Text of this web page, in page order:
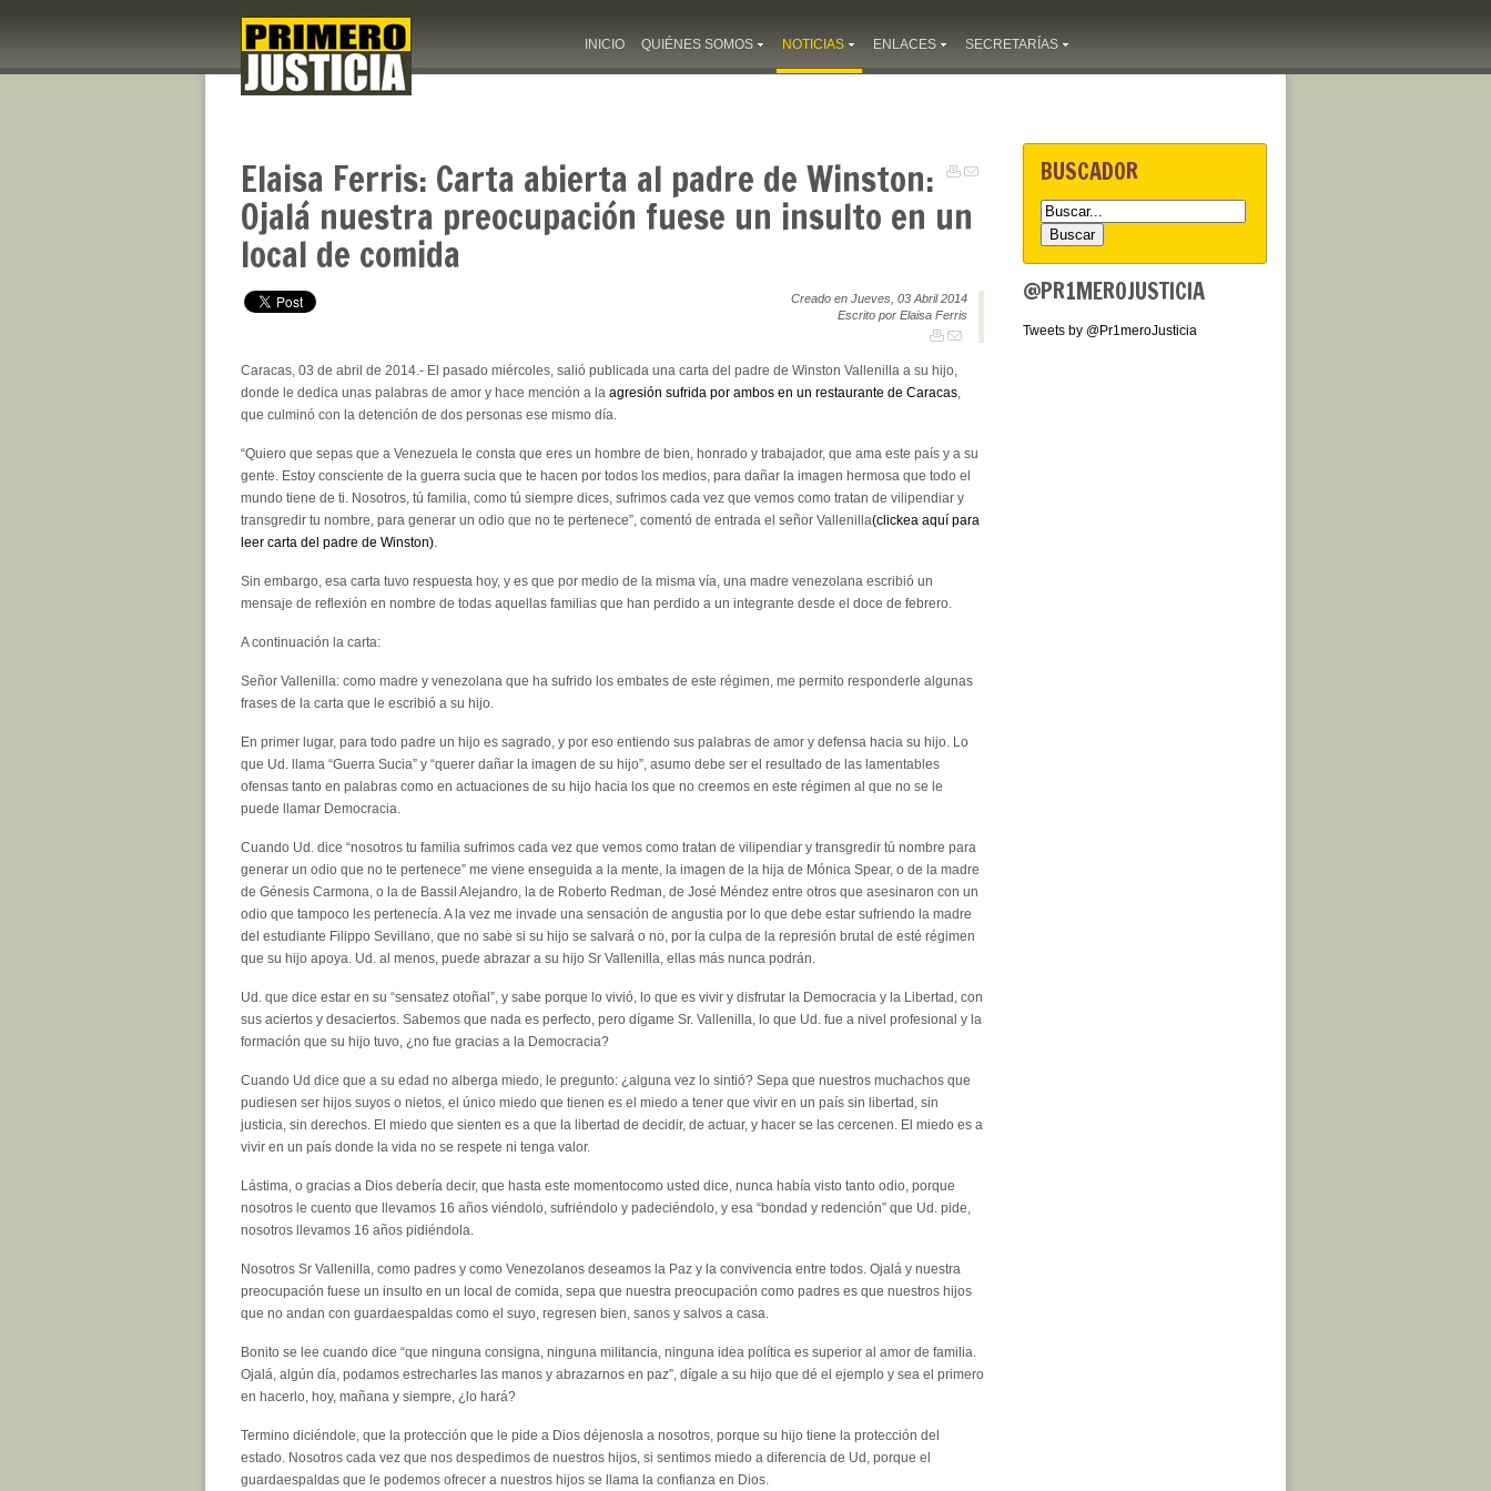
INICIO QUIÉNES SOMOS NOTICIAS ENLACES SECRETARÍAS
Elaisa Ferris: Carta abierta al padre de Winston:
Ojalá nuestra preocupación fuese un insulto en un
local de comida
Creado en Jueves, 03 Abril 2014
Escrito por Elaisa Ferris
Caracas, 03 de abril de 2014.- El pasado miércoles, salió publicada una carta del padre de Winston Vallenilla a su hijo,
donde le dedica unas palabras de amor y hace mención a la agresión sufrida por ambos en un restaurante de Caracas
que culminó con la detención de dos personas ese mismo día.
“Quiero que sepas que a Venezuela le consta que eres un hombre de bien, honrado y trabajador, que ama este país y a su
gente. Estoy consciente de la guerra sucia que te hacen por todos los medios, para dañar la imagen hermosa que todo el
mundo tiene de ti. Nosotros, tú familia, como tú siempre dices, sufrimos cada vez que vemos como tratan de vilipendiar y
transgredir tu nombre, para generar un odio que no te pertenece”, comentó de entrada el señor Vallenilla(clickea aquí para
leer carta del padre de Winston)
Sin embargo, esa carta tuvo respuesta hoy, y es que por medio de la misma vía, una madre venezolana escribió un
mensaje de reflexión en nombre de todas aquellas familias que han perdido a un integrante desde el doce de febrero.
A continuación la carta:
Señor Vallenilla: como madre y venezolana que ha sufrido los embates de este régimen, me permito responderle algunas
frases de la carta que le escribió a su hijo.
En primer lugar, para todo padre un hijo es sagrado, y por eso entiendo sus palabras de amor y defensa hacia su hijo. Lo
que Ud. llama “Guerra Sucia” y “querer dañar la imagen de su hijo”, asumo debe ser el resultado de las lamentables
ofensas tanto en palabras como en actuaciones de su hijo hacia los que no creemos en este régimen al que no se le
puede llamar Democracia.
Cuando Ud. dice “nosotros tu familia sufrimos cada vez que vemos como tratan de vilipendiar y transgredir tú nombre para
generar un odio que no te pertenece” me viene enseguida a la mente, la imagen de la hija de Mónica Spear, o de la madre
de Génesis Carmona, o la de Bassil Alejandro, la de Roberto Redman, de José Méndez entre otros que asesinaron con un
odio que tampoco les pertenecía. A la vez me invade una sensación de angustia por lo que debe estar sufriendo la madre
del estudiante Filippo Sevillano, que no sabe si su hijo se salvará o no, por la culpa de la represión brutal de esté régimen
que su hijo apoya. Ud. al menos, puede abrazar a su hijo Sr Vallenilla, ellas más nunca podrán.
Ud. que dice estar en su “sensatez otoñal”, y sabe porque lo vivió, lo que es vivir y disfrutar la Democracia y la Libertad, con
sus aciertos y desaciertos. Sabemos que nada es perfecto, pero dígame Sr. Vallenilla, lo que Ud. fue a nivel profesional y la
formación que su hijo tuvo, ¿no fue gracias a la Democracia?
Cuando Ud dice que a su edad no alberga miedo, le pregunto: ¿alguna vez lo sintió? Sepa que nuestros muchachos que
pudiesen ser hijos suyos o nietos, el único miedo que tienen es el miedo a tener que vivir en un país sin libertad, sin
justicia, sin derechos. El miedo que sienten es a que la libertad de decidir, de actuar, y hacer se las cercenen. El miedo es a
vivir en un país donde la vida no se respete ni tenga valor.
Lástima, o gracias a Dios debería decir, que hasta este momentocomo usted dice, nunca había visto tanto odio, porque
nosotros le cuento que llevamos 16 años viéndolo, sufriéndolo y padeciéndolo, y esa “bondad y redención” que Ud. pide,
nosotros llevamos 16 años pidiéndola.
Nosotros Sr Vallenilla, como padres y como Venezolanos deseamos la Paz y la convivencia entre todos. Ojalá y nuestra
preocupación fuese un insulto en un local de comida, sepa que nuestra preocupación como padres es que nuestros hijos
que no andan con guardaespaldas como el suyo, regresen bien, sanos y salvos a casa.
Bonito se lee cuando dice “que ninguna consigna, ninguna militancia, ninguna idea política es superior al amor de familia.
Ojalá, algún día, podamos estrecharles las manos y abrazarnos en paz”, dígale a su hijo que dé el ejemplo y sea el primero
en hacerlo, hoy, mañana y siempre, ¿lo hará?
Termino diciéndole, que la protección que le pide a Dios déjenosla a nosotros, porque su hijo tiene la protección del
estado. Nosotros cada vez que nos despedimos de nuestros hijos, si sentimos miedo a diferencia de Ud, porque el
guardaespaldas que le podemos ofrecer a nuestros hijos se llama la confianza en Dios.
BUSCADOR
@PR1MEROJUSTICIA
Tweets by @Pr1meroJusticia